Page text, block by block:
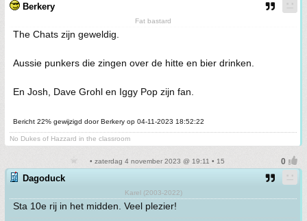
Berkery
Fat bastard
The Chats zijn geweldig.
Aussie punkers die zingen over de hitte en bier drinken.
En Josh, Dave Grohl en Iggy Pop zijn fan.
Bericht 22% gewijzigd door Berkery op 04-11-2023 18:52:22
No Dukes of Hazzard in the classroom
• zaterdag 4 november 2023 @ 19:11 • 15
Dagoduck
Karel (2003-2022)
Sta 10e rij in het midden. Veel plezier!